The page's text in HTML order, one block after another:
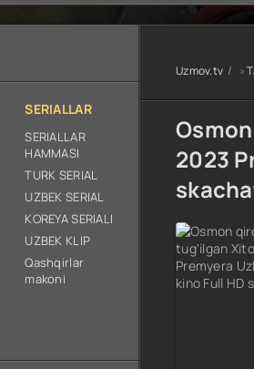
(2026)
Uzbek tilida
Premyera
Netflix filmi
O'zbekcha
2026
tarjima kino
ix skachat
SERIALLAR
SERIALLAR
HAMMASI
TURK SERIAL
UZBEK SERIAL
KOREYA SERIALI
UZBEK KLIP
Qashqirlar
makoni
Uzmov.tv »
2023